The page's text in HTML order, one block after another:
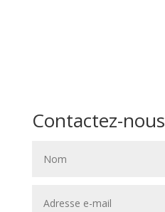
Contactez-nous